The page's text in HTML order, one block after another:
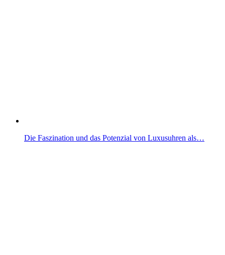
Die Faszination und das Potenzial von Luxusuhren als…